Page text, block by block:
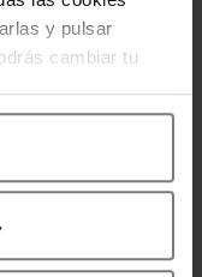
y pulsar
cambiar tu